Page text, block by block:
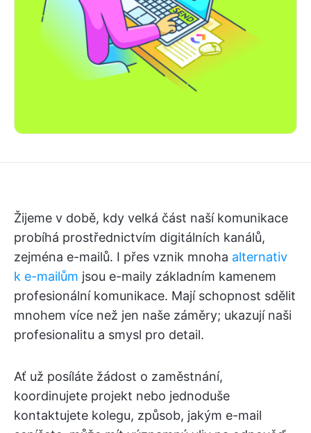
Žijeme v době, kdy velká část naší komunikace
probíhá prostřednictvím digitálních kanálů,
zejména e-mailů. I přes vznik mnoha alternativ
k e-mailům jsou e-maily základním kamenem
profesionální komunikace. Mají schopnost sdělit
mnohem více než jen naše záměry; ukazují naši
profesionalitu a smysl pro detail.
Ať už posíláte žádost o zaměstnání,
koordinujete projekt nebo jednoduše
kontaktujete kolegu, způsob, jakým e-mail